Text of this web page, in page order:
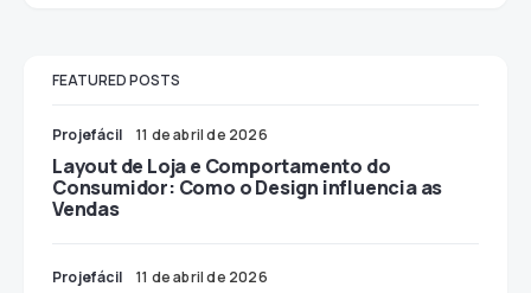
FEATURED POSTS
Projefácil 11 de abril de 2026
Layout de Loja e Comportamento do
Consumidor: Como o Design influencia as
Vendas
Projefácil 11 de abril de 2026